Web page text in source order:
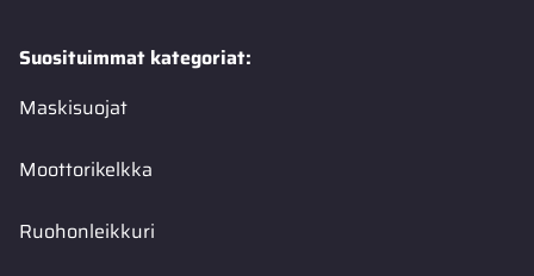
Suosituimmat kategoriat:
Maskisuojat
Moottorikelkka
Ruohonleikkuri